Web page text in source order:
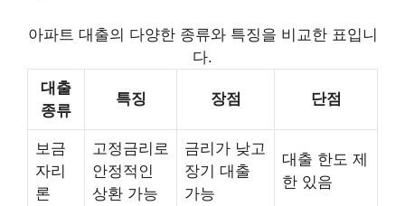
아파트 대출의 다양한 종류와 특징을 비교한 표입니
다.
대출
종류
특징 장점 단점
보금
자리
론
고정금리로
안정적인
상환 가능
금리가 낮고
장기 대출
가능
대출 한도 제
한 있음